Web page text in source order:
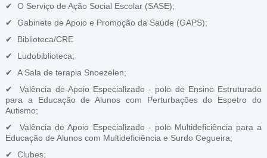
✔ O Serviço de Ação Social Escolar (SASE);
✔ Gabinete de Apoio e Promoção da Saúde (GAPS);
✔ Biblioteca/CRE
✔ Ludobiblioteca;
✔ A Sala de terapia Snoezelen;
✔ Valência de Apoio Especializado - polo de Ensino Estruturado
para a Educação de Alunos com Perturbações do Espetro do
Autismo;
✔ Valência de Apoio Especializado - polo Multideficiência para a
Educação de Alunos com Multideficiência e Surdo Cegueira;
✔ Clubes;